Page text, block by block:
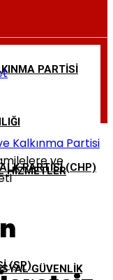
PARTISI
PARTISI (CHP)
(SP)
HIZMETLER
GÜVENLIK
Kalkınma Partisi
ve